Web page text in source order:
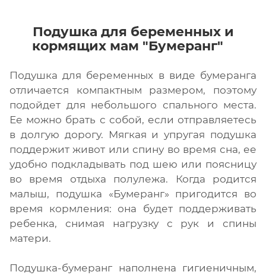
Подушка для беременных и
кормящих мам "Бумеранг"
Подушка для беременных в виде бумеранга
отличается компактным размером, поэтому
подойдет для небольшого спального места.
Ее можно брать с собой, если отправляетесь
в долгую дорогу. Мягкая и упругая подушка
поддержит живот или спину во время сна, ее
удобно подкладывать под шею или поясницу
во время отдыха полулежа. Когда родится
малыш, подушка «Бумеранг» пригодится во
время кормления: она будет поддерживать
ребенка, снимая нагрузку с рук и спины
матери.
Подушка-бумеранг наполнена гигиеничным,